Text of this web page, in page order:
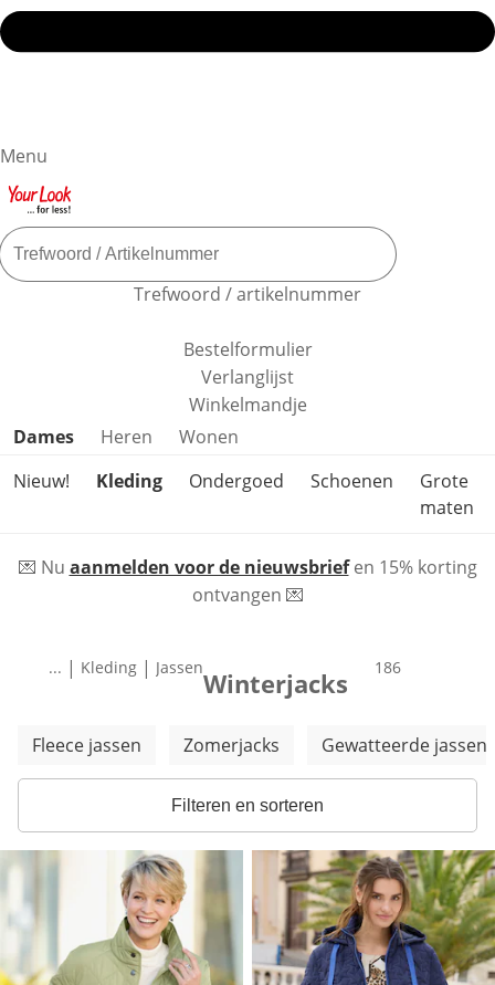
Menu
Trefwoord / artikelnummer
Bestelformulier
Verlanglijst
Winkelmandje
Productcategorieën overslaan
Dames Heren
Wonen
Nieuw!
Kleding Ondergoed Schoenen
Grote
maten
💌 Nu aanmelden voor de nieuwsbriefen 15% korting
ontvangen 💌
... | Kleding | JassenWinterjacks producten
186
Meer categorieën overslaan
Fleece jassen Zomerjacks Gewatteerde jassen
Filteren en sorteren